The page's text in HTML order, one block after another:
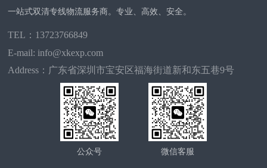
一站式双清专线物流服务商。专业、高效、安全。
TEL：13723766849
E-mail: info@xkexp.com
Address：广东省深圳市宝安区福海街道新和东五巷9号
公众号 微信客服